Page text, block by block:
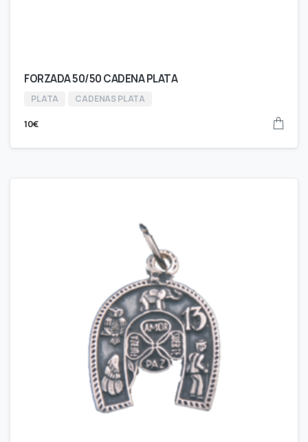
FORZADA 50/50 CADENA PLATA
PLATA CADENAS PLATA
10€